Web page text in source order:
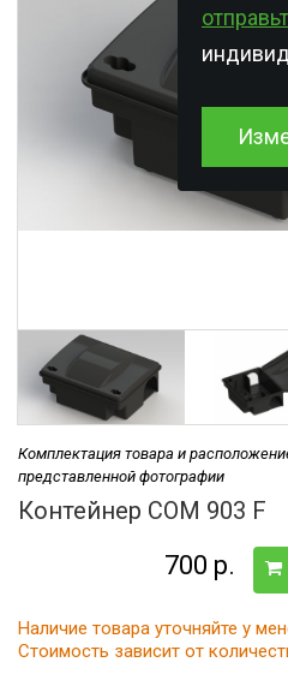
Комплектация товара и
представленной фотографии
Контейнер COM 903 F
700 р.
Наличие товара уточняйте у
Стоимость зависит от